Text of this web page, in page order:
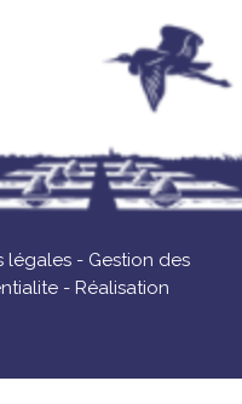
légales - Gestion des
- Réalisation